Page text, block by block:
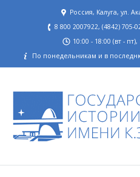
Россия, Калуга, ул.
8 800 2007922, (4842) 705-
10:00 - 18:00 (вт -
По понедельникам и в